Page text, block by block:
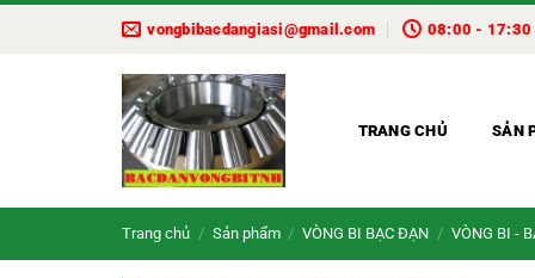
vongbibacdangiasi@gmail.com 08:00 - 17:30
TRANG CHỦ SẢN
Trang chủ / Sản phẩm / VÒNG BI BẠC ĐẠN / VÒNG BI -